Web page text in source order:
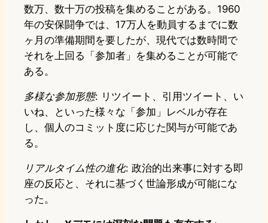
数万、数十万の投稿を集めることがある。1960
年の安保闘争では、17万人を動員するまでに数
ヶ月の準備期間を要したが、現代では数時間で
それを上回る「参加者」を集めることが可能で
ある。
多様な参加形態: リツイート、引用ツイート、い
いね、といった様々な「参加」レベルが存在
し、個人のコミット度に応じた関与が可能であ
る。
リアルタイム性の進化: 政治的出来事に対する即
座の反応と、それに基づく世論形成が可能にな
った。